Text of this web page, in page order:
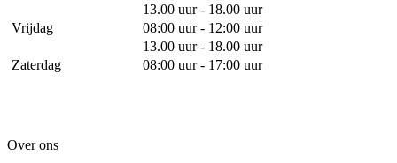
13.00 uur - 18.00 uur
Vrijdag
08:00 uur - 12:00 uur
13.00 uur - 18.00 uur
Zaterdag
08:00 uur - 17:00 uur
Over ons